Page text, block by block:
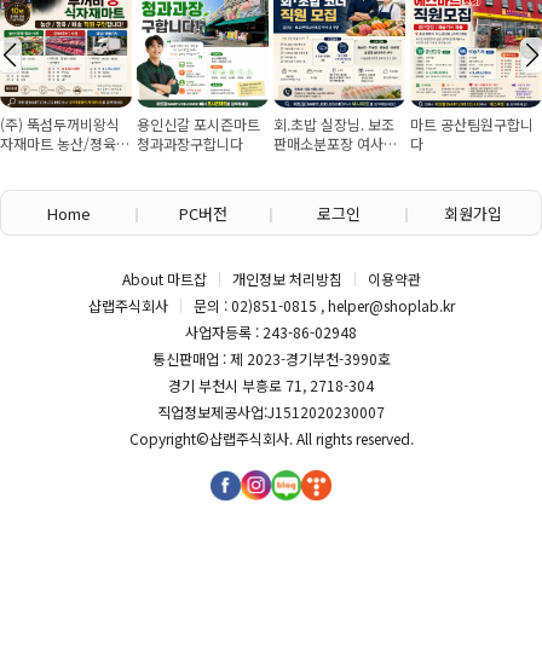
(주) 뚝섬두꺼비왕식
자재마트 농산/졍육/
용인신갈 포시즌마트
청과과장구합니다
회.초밥 실장님. 보조
판매소분포장 여사님
마트 공산팀원구합니
다
Home PC버전 로그인 회원가입
About 마트잡 개인정보 처리방침
이용약관
샵랩주식회사
문의 : 02)851-0815 , helper@shoplab.kr
사업자등록 : 243-86-02948
통신판매업 : 제 2023-경기부천-3990호
경기 부천시 부흥로 71, 2718-304
직업정보제공사업:J1512020230007
Copyright©샵랩주식회사. All rights reserved.